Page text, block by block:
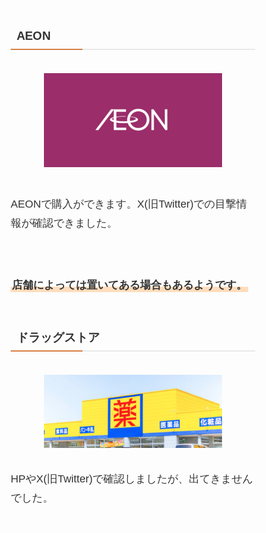
AEON
AEONで購入ができます。X(旧Twitter)での目撃情
報が確認できました。
店舗によっては置いてある場合もあるようです。
ドラッグストア
HPやX(旧Twitter)で確認しましたが、出てきません
でした。